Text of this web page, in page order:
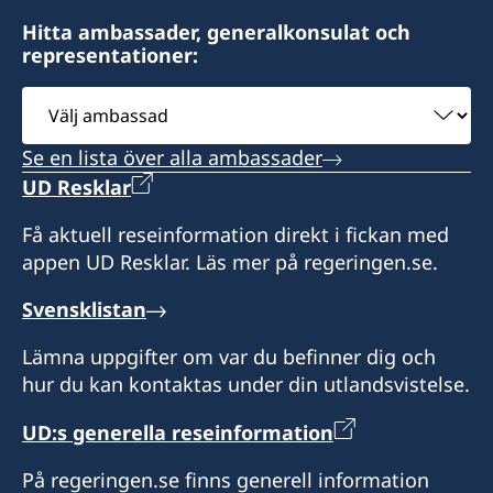
Vänligen observera att konsulatet tar endast
emot kontant betalning.
Honorär generalkonsul
Dorota Rosiak
Assistent
Mateusz Amadeusz Górka
Honorärkonsul
Arkadiusz Hołda
Assistent
Wojciech Wasilewski
Konsulatet utfärdar inte provisoriska pass.
Vänligen observera att konsulatet tar endast
emot kontant betalning.
Tomasz Balcerowski
+48 91 881 96 42
Sveriges konsulat
ul. Jagiellońska 88/U2
70-437 Szczecin
Öppettider: måndag, onsdag, fredag 10.00-
12.00
Innan ditt besök vänligen boka tid via telefon
eller e-mail.
Vänligen observera att konsulatet tar endast
emot kontant betalning.
Öppettider:
måndag, onsdag 08.00-10.00
fredag 13.00-15.00
Innan ditt besök vänligen boka tid via telefon
eller e-mail.
Vänligen observera att konsulatet tar endast
emot kontant betalning.
Honorärkonsul
Piotr Słoniński
Assistent
Hitta ambassader, generalkonsulat och
representationer:
Välj
ambassad
Se en lista över alla ambassader
UD Resklar
Få aktuell reseinformation direkt i fickan med
appen UD Resklar. Läs mer på regeringen.se.
Svensklistan
Lämna uppgifter om var du befinner dig och
hur du kan kontaktas under din utlandsvistelse.
UD:s generella reseinformation
På regeringen.se finns generell information